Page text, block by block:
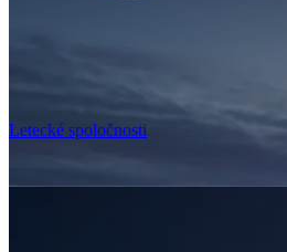
Letecké spoločnosti